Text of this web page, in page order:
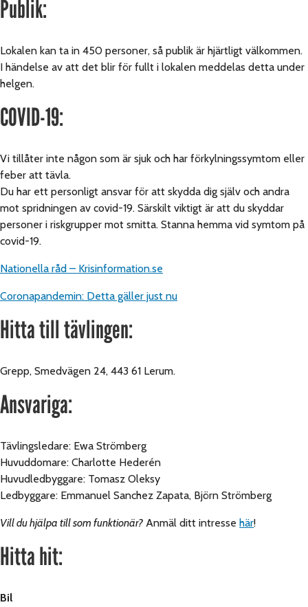
Publik:
Lokalen kan ta in 450 personer, så publik är hjärtligt välkommen.
I händelse av att det blir för fullt i lokalen meddelas detta under
helgen.
COVID-19:
Vi tillåter inte någon som är sjuk och har förkylningssymtom eller
feber att tävla.
Du har ett personligt ansvar för att skydda dig själv och andra
mot spridningen av covid-19. Särskilt viktigt är att du skyddar
personer i riskgrupper mot smitta. Stanna hemma vid symtom på
covid-19.
Nationella råd – Krisinformation.se
Coronapandemin: Detta gäller just nu
Hitta till tävlingen:
Grepp, Smedvägen 24, 443 61 Lerum.
Ansvariga:
Tävlingsledare: Ewa Strömberg
Huvuddomare: Charlotte Hederén
Huvudledbyggare: Tomasz Oleksy
Ledbyggare: Emmanuel Sanchez Zapata, Björn Strömberg
Vill du hjälpa till som funktionär? Anmäl ditt intressehär!
Hitta hit:
Bil